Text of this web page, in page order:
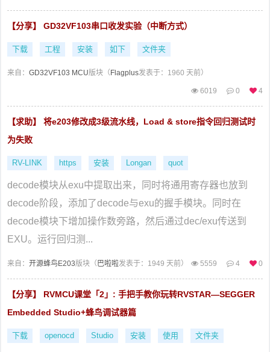
【分享】 GD32VF103串口收发实验（中断方式）
下载 工程 安装 如下 文件夹
来自： GD32VF103 MCU版块（ Flagplus发表于：1960 天前）
6019 0 4
【求助】 将e203修改成3级流水线，Load & store指令回归测试时
为失败
RV-LINK https 安装 Longan quot
decode模块从exu中提取出来，同时将通用寄存器也放到
decode阶段，添加了decode与exu的握手模块。同时在
decode模块下增加操作数旁路，然后通过dec/exu传送到
EXU。运行回归测...
来自： 开源蜂鸟E203版块（ 巴啦啦发表于：1949 天前） 5559 4 0
【分享】 RVMCU课堂「2」: 手把手教你玩转RVSTAR—SEGGER
Embedded Studio+蜂鸟调试器篇
下载 openocd Studio 安装 使用 文件夹